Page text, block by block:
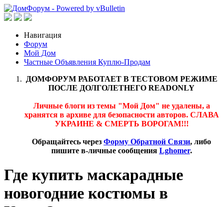
Навигация
Форум
Мой Дом
Частные Объявления Куплю-Продам
ДОМФОРУМ РАБОТАЕТ В ТЕСТОВОМ РЕЖИМЕ
ПОСЛЕ ДОЛГОЛЕТНЕГО READONLY
Личные блоги из темы "Мой Дом" не удалены, а
хранятся в архиве для безопасности авторов. СЛАВА
УКРАИНЕ & СМЕРТЬ ВОРОГАМ!!!
Обращайтесь через Форму Обратной Связи, либо
пишите в-личные сообщения Lghomer.
Где купить маскарадные
новогодние костюмы в